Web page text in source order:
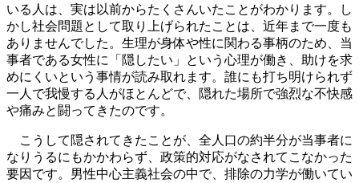
いる人は、実は以前からたくさんいたことがわかります。し
かし社会問題として取り上げられたことは、近年まで一度も
ありませんでした。生理が身体や性に関わる事柄のため、当
事者である女性に「隠したい」という心理が働き、助けを求
めにくいという事情が読み取れます。誰にも打ち明けられず
一人で我慢する人がほとんどで、隠れた場所で強烈な不快感
や痛みと闘ってきたのです。
こうして隠されてきたことが、全人口の約半分が当事者に
なりうるにもかかわらず、政策的対応がなされてこなかった
要因です。男性中心主義社会の中で、排除の力学が働いてい